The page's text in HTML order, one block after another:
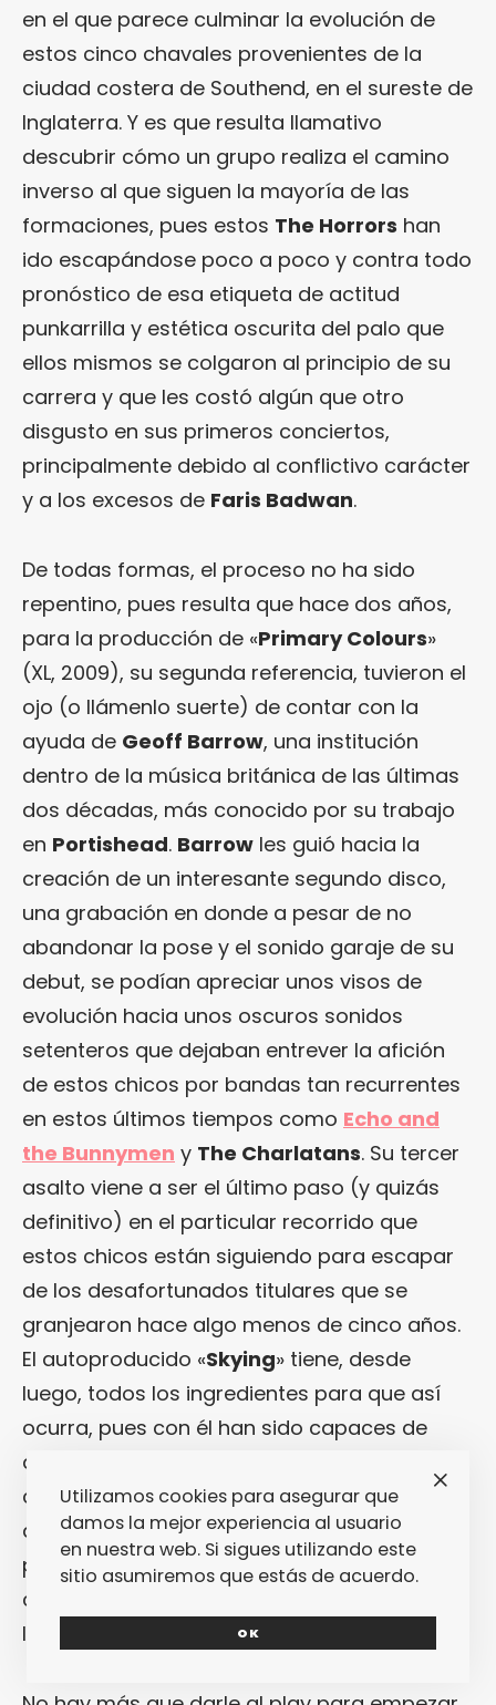
en el que parece culminar la evolución de
estos cinco chavales provenientes de la
ciudad costera de Southend, en el sureste de
Inglaterra. Y es que resulta llamativo
descubrir cómo un grupo realiza el camino
inverso al que siguen la mayoría de las
formaciones, pues estos The Horrors han
ido escapándose poco a poco y contra todo
pronóstico de esa etiqueta de actitud
punkarrilla y estética oscurita del palo que
ellos mismos se colgaron al principio de su
carrera y que les costó algún que otro
disgusto en sus primeros conciertos,
principalmente debido al conflictivo carácter
y a los excesos de Faris Badwan.
De todas formas, el proceso no ha sido
repentino, pues resulta que hace dos años,
para la producción de «Primary Colours»
(XL, 2009), su segunda referencia, tuvieron el
ojo (o llámenlo suerte) de contar con la
ayuda de Geoff Barrow, una institución
dentro de la música británica de las últimas
dos décadas, más conocido por su trabajo
en Portishead. Barrow les guió hacia la
creación de un interesante segundo disco,
una grabación en donde a pesar de no
abandonar la pose y el sonido garaje de su
debut, se podían apreciar unos visos de
evolución hacia unos oscuros sonidos
setenteros que dejaban entrever la afición
de estos chicos por bandas tan recurrentes
en estos últimos tiempos como Echo and
the Bunnymen y The Charlatans. Su tercer
asalto viene a ser el último paso (y quizás
definitivo) en el particular recorrido que
estos chicos están siguiendo para escapar
de los desafortunados titulares que se
granjearon hace algo menos de cinco años.
El autoproducido «Skying» tiene, desde
luego, todos los ingredientes para que así
ocurra, pues con él han sido capaces de
abrir su sonido lo suficiente para crear un
conjunto de canciones que son de lo más
accesible que han creado nunca pero sin
perder ni un ápice de sus señas
características, en esta ocasión basadas en
la década de los 80.
Utilizamos cookies para asegurar que
damos la mejor experiencia al usuario
en nuestra web. Si sigues utilizando este
sitio asumiremos que estás de acuerdo.
OK